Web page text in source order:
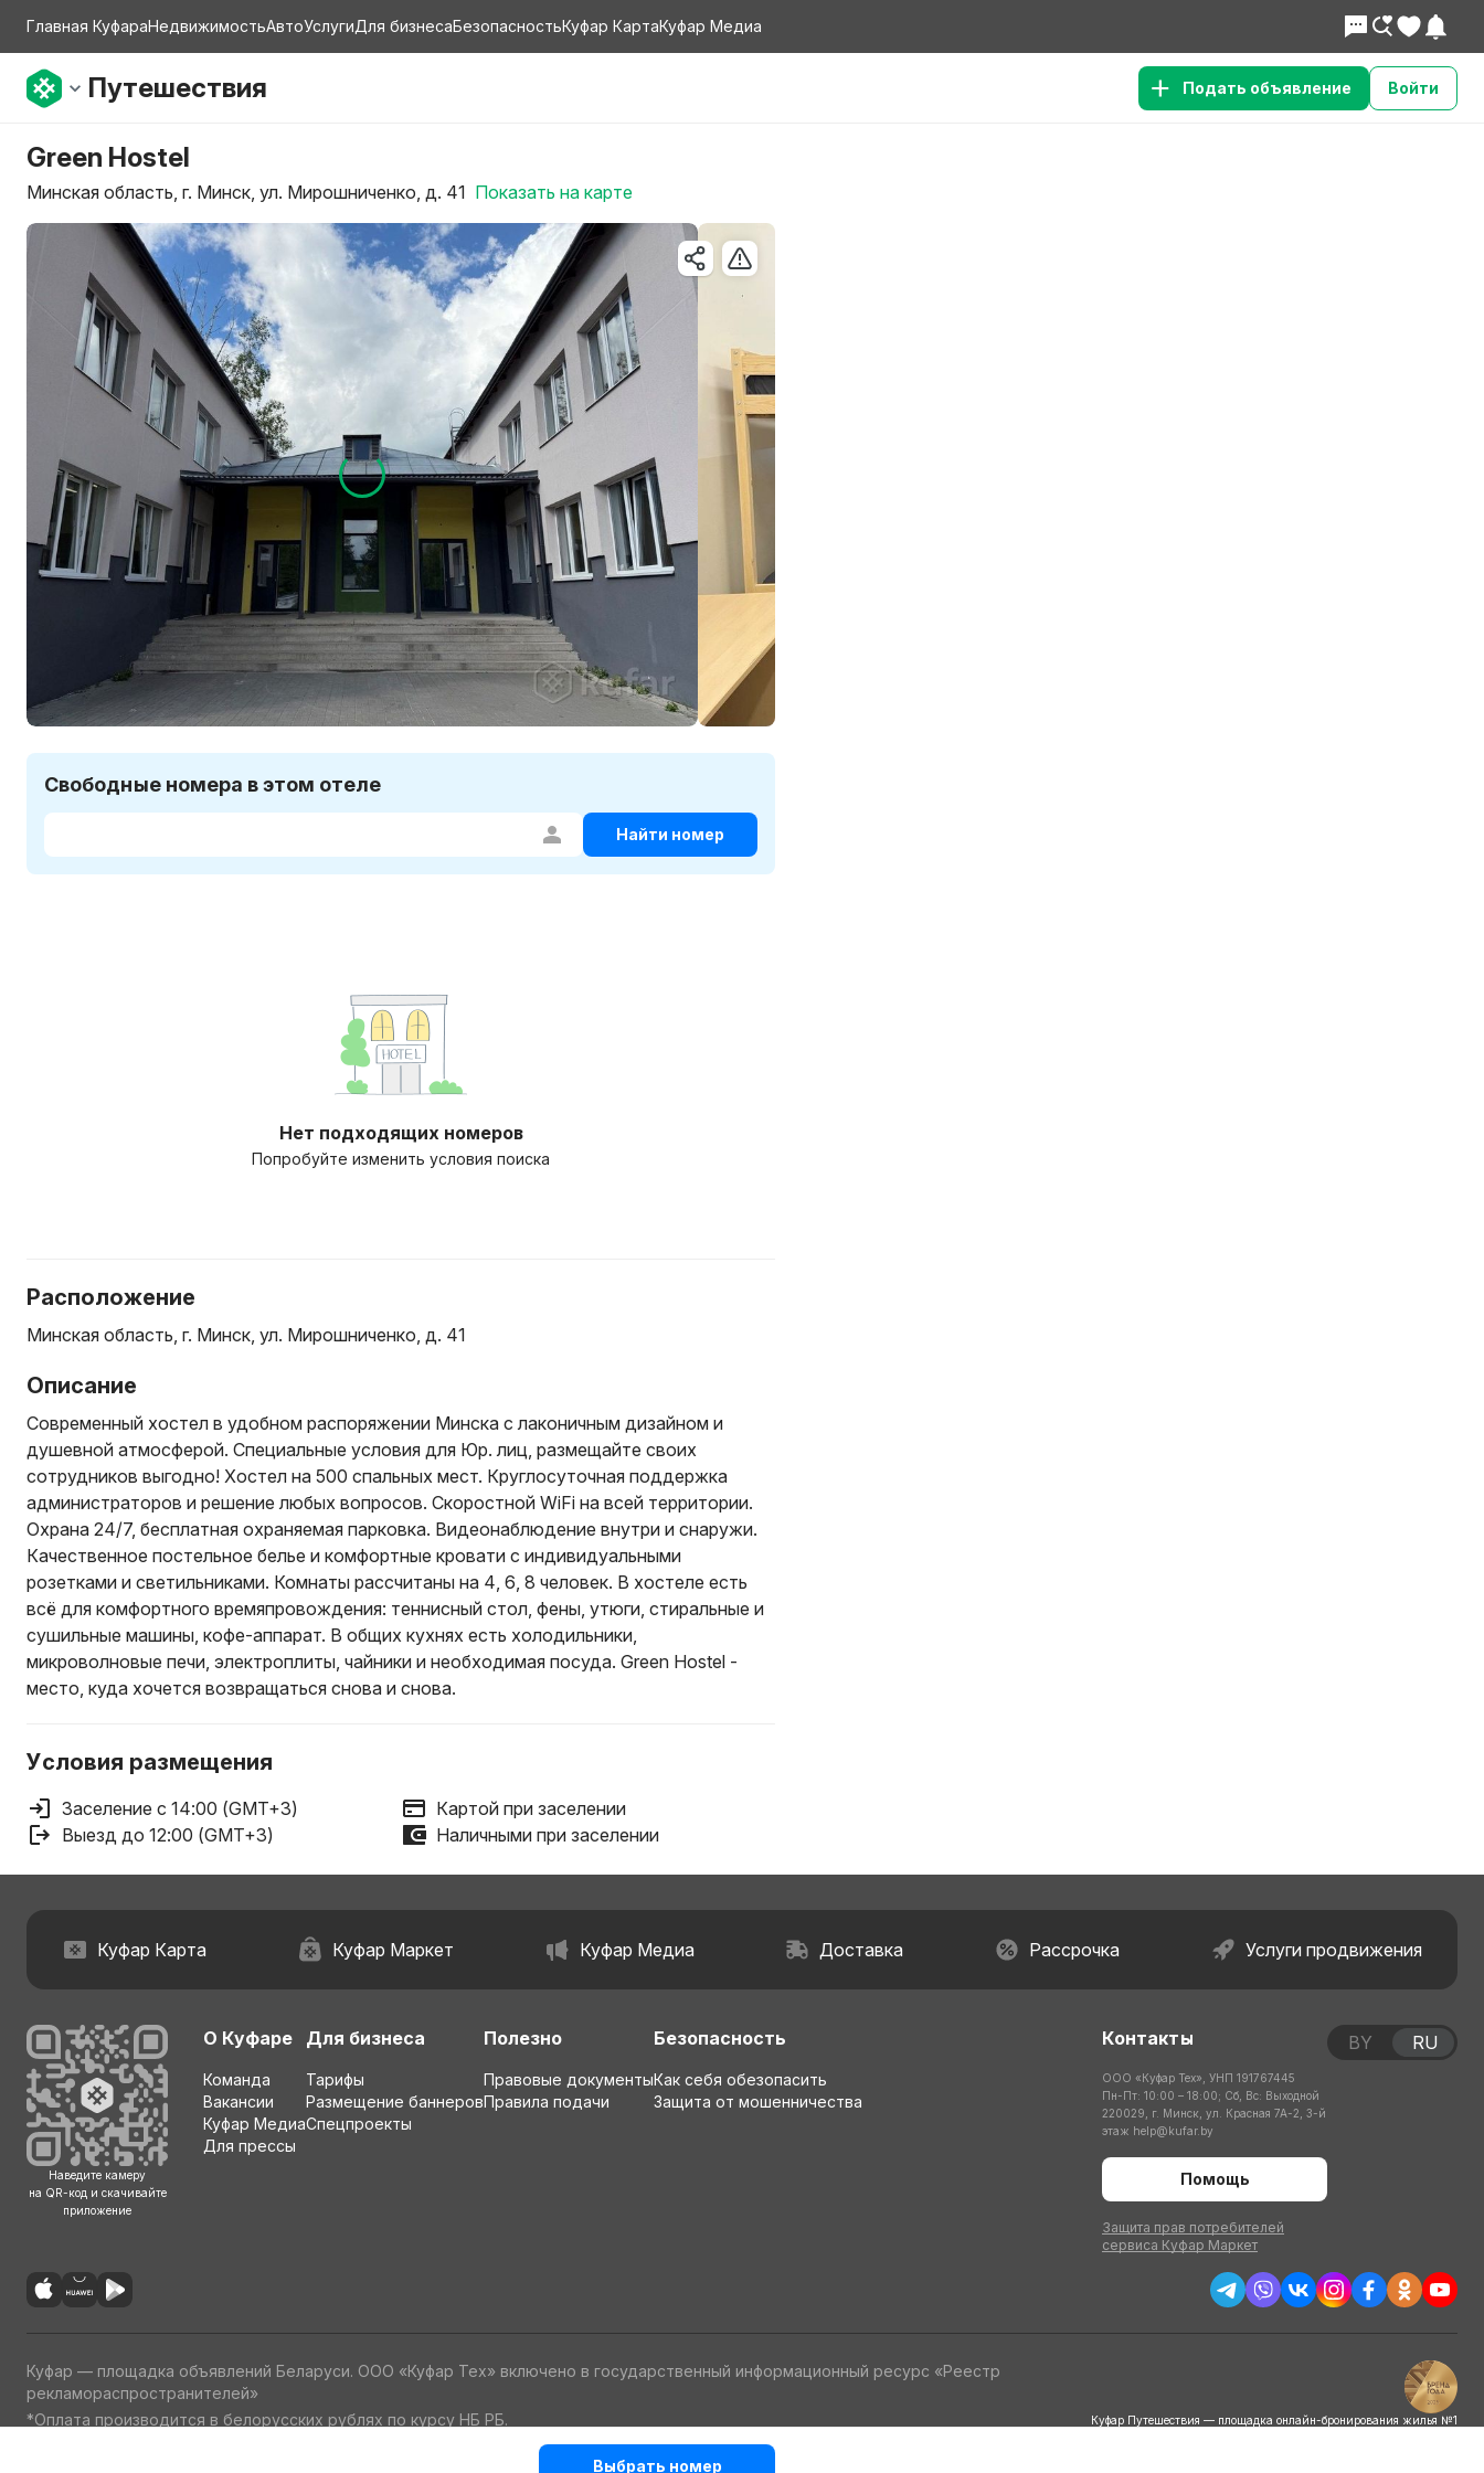
Главная КуфараНедвижимостьАвтоУслугиДля бизнесаБезопасностьКуфар КартаКуфар Медиа
Путешествия Подать объявление Войти
Green Hostel
Минская область, г. Минск, ул. Мирошниченко, д. 41 Показать на карте
Свободные номера в этом отеле
Найти номер
Нет подходящих номеров
Попробуйте изменить условия поиска
Расположение
Минская область, г. Минск, ул. Мирошниченко, д. 41
Описание
Современный хостел в удобном распоряжении Минска с лаконичным дизайном и
душевной атмосферой. Специальные условия для Юр. лиц, размещайте своих
сотрудников выгодно! Хостел на 500 спальных мест. Круглосуточная поддержка
администраторов и решение любых вопросов. Скоростной WiFi на всей территории.
Охрана 24/7, бесплатная охраняемая парковка. Видеонаблюдение внутри и снаружи.
Качественное постельное белье и комфортные кровати с индивидуальными
розетками и светильниками. Комнаты рассчитаны на 4, 6, 8 человек. В хостеле есть
всё для комфортного времяпровождения: теннисный стол, фены, утюги, стиральные и
сушильные машины, кофе-аппарат. В общих кухнях есть холодильники,
микроволновые печи, электроплиты, чайники и необходимая посуда. Green Hostel -
место, куда хочется возвращаться снова и снова.
Условия размещения
Заселение с 14:00 (GMT+3)
Выезд до 12:00 (GMT+3)
Картой при заселении
Наличными при заселении
Выбрать номер
Куфар Карта Куфар Маркет Куфар Медиа Доставка Рассрочка Услуги продвижения
Наведите камеру
на QR-код и скачивайте
приложение
О Куфаре
Команда
Вакансии
Куфар Медиа
Для прессы
Для бизнеса
Тарифы
Размещение баннеров
Спецпроекты
Полезно
Правовые документы
Правила подачи
Безопасность
Как себя обезопасить
Защита от мошенничества
Контакты
ООО «Куфар Тех», УНП 191767445
Пн-Пт: 10:00 – 18:00; Сб, Вс: Выходной
220029, г. Минск, ул. Красная 7А-2, 3-й
этаж help@kufar.by
Помощь
Защита прав потребителей
сервиса Куфар Маркет
BY RU
Куфар — площадка объявлений Беларуси. ООО «Куфар Тех» включено в государственный информационный ресурс «Реестр
рекламораспространителей»
*Оплата производится в белорусских рублях по курсу НБ РБ.
Политика обработки персональных данныхПолитика в отношении обработки cookie
Куфар Путешествия — площадка онлайн-бронирования жилья №1